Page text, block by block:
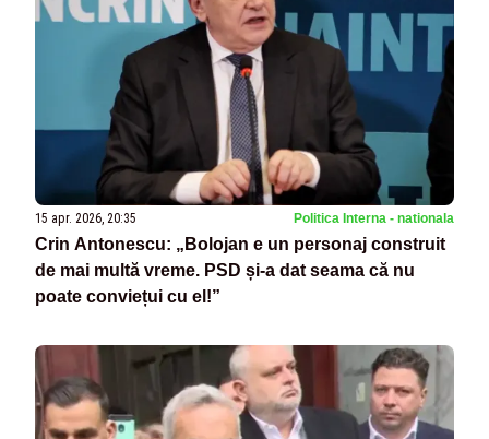
15 apr. 2026, 20:35 Politica Interna - nationala
Crin Antonescu: „Bolojan e un personaj construit
de mai multă vreme. PSD și-a dat seama că nu
poate conviețui cu el!”